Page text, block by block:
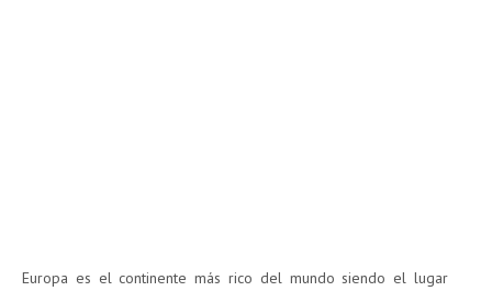
Europa es el continente más rico del mundo siendo el lugar